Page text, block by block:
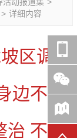
> 详细内容
区调研
边不正
治 不断